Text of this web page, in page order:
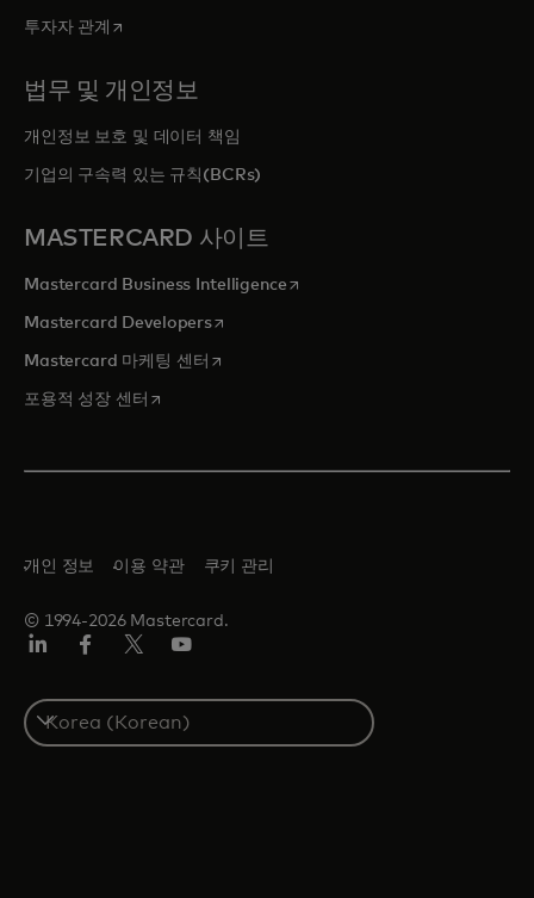
투자자 관계 새 탭에서 열림
법무 및 개인정보
개인정보 보호 및 데이터 책임
기업의 구속력 있는 규칙(BCRs)
MASTERCARD 사이트
Mastercard Business Intelligence새 탭에서 열림
Mastercard Developers새 탭에서 열림
Mastercard 마케팅 센터 새 탭에서 열림
포용적 성장 센터 새 탭에서 열림
© 1994-2026 Mastercard.
개인 정보 이용 약관 쿠키 관리
S
e
In
ook
터/
X
브